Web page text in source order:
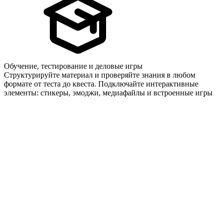
Обучение, тестирование и деловые игры
Структурируйте материал и проверяйте знания в любом
формате от теста до квеста. Подключайте интерактивные
элементы: стикеры, эмоджи, медиафайлы и встроенные игры